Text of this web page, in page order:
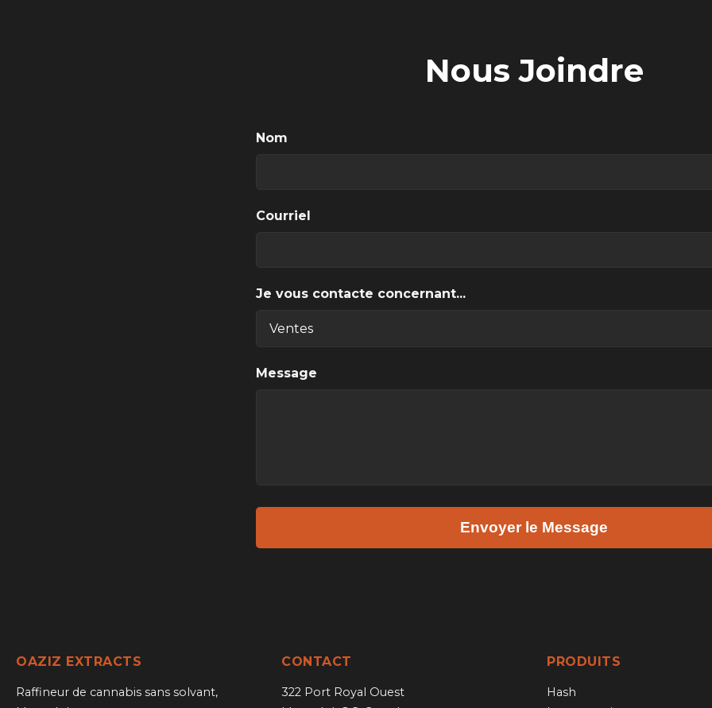
Nous Joindre
Nom
Courriel
Je vous contacte concernant...
Message
Envoyer le Message
OAZIZ EXTRACTS
Raffineur de cannabis sans solvant,
CONTACT
322 Port Royal Ouest
PRODUITS
Hash